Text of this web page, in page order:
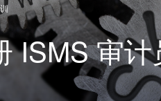
ISMS 审计